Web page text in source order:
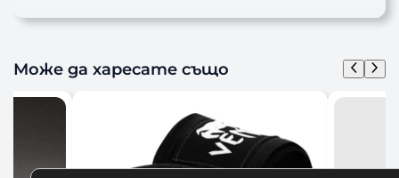
Може да харесате също